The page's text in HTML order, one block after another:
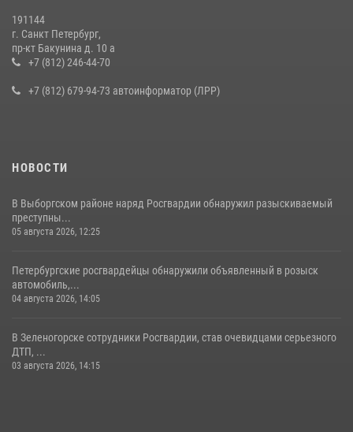
В Ленобласти сотрудники Росгвардии провели встречу с
воспитанниками детского клуба «Умные каникулы»
191144
г. Санкт Петербург,
пр-кт Бакунина д. 10 а
+7 (812) 246-44-70
+7 (812) 679-94-73 автоинформатор (ЛРР)
НОВОСТИ
В Выборгском районе наряд Росгвардии обнаружил разыскиваемый
преступны...
05 августа 2026, 12:25
Петербургские росгвардейцы обнаружили объявленный в розыск
автомобиль,...
04 августа 2026, 14:05
В Зеленогорске сотрудники Росгвардии, став очевидцами серьезного
ДТП, ...
03 августа 2026, 14:15